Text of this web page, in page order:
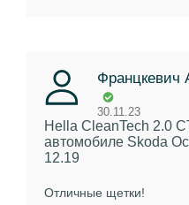
Францкевич
30.11.23
Hella CleanTech 2.0
автомобиле Skoda
12.19
Отличные щетки!